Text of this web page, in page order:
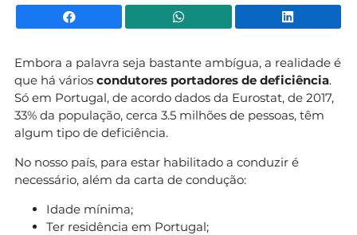
Facebook WhatsApp
Embora a palavra seja bastante ambígua, a realidade é
que há vários condutores portadores de deficiência.
Só em Portugal, de acordo dados da Eurostat, de 2017,
33% da população, cerca 3.5 milhões de pessoas, têm
algum tipo de deficiência.
No nosso país, para estar habilitado a conduzir é
necessário, além da carta de condução:
Idade mínima;
Ter residência em Portugal;